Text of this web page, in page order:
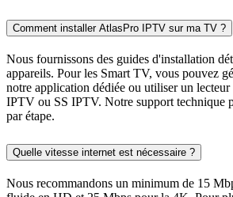
Comment installer AtlasPro IPTV sur ma TV ?
Nous fournissons des guides d'installation
appareils. Pour les Smart TV, vous pouvez
notre application dédiée ou utiliser un
IPTV ou SS IPTV. Notre support technique
par étape.
Quelle vitesse internet est nécessaire ?
Nous recommandons un minimum de 15